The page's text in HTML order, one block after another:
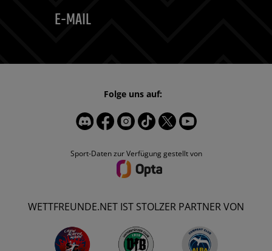
E-MAIL
Sport-Daten zur Verfügung gestellt von
Folge uns auf:
WETTFREUNDE.NET IST STOLZER PARTNER VON